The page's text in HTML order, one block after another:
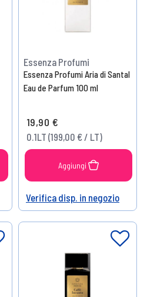
Essenza Profumi
Essenza Profumi Aria di Santal
Eau de Parfum 100 ml
19,90 €
0.1LT (199,00 € / LT)
Aggiungi
Help
Verifica disp. in negozio